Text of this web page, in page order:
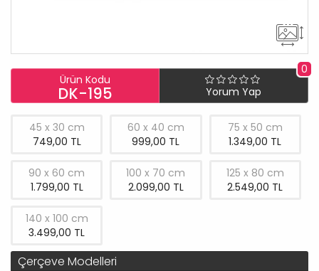
Ürün Kodu
DK-195
0
Yorum Yap
45 x 30 cm
749,00 TL
60 x 40 cm
999,00 TL
75 x 50 cm
1.349,00 TL
90 x 60 cm
1.799,00 TL
100 x 70 cm
2.099,00 TL
125 x 80 cm
2.549,00 TL
140 x 100 cm
3.499,00 TL
Çerçeve Modelleri